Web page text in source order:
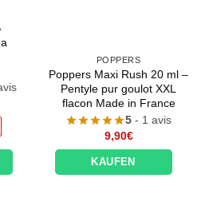
:
POPPERS
Poppers Maxi Rush 20 ml –
Pentyle pur goulot XXL
flacon Made in France
5 - 1 avis
9,90€
KAUFEN